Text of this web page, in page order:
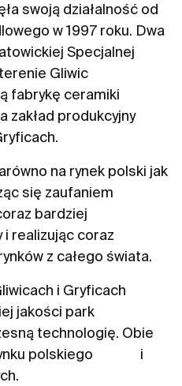
swoją działalność od
w 1997 roku. Dwa
Specjalnej
Gliwic
fabrykę ceramiki
zakład produkcyjny
na rynek polski jak
się zaufaniem
bardziej
i realizując coraz
z całego świata.
i Gryficach
jakości park
technologię. Obie
rynku polskiego i